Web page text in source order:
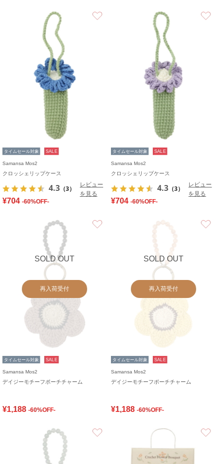
タイムセール対象 SALE
Samansa Mos2
クロッシェリップケース
4.3 （3）
レビュー
を見る
¥704 -60%OFF-
タイムセール対象 SALE
Samansa Mos2
クロッシェリップケース
4.3 （3）
レビュー
を見る
¥704 -60%OFF-
SOLD OUT
再入荷受付
タイムセール対象 SALE
Samansa Mos2
デイジーモチーフポーチチャーム
¥1,188 -60%OFF-
SOLD OUT
再入荷受付
タイムセール対象 SALE
Samansa Mos2
デイジーモチーフポーチチャーム
¥1,188 -60%OFF-